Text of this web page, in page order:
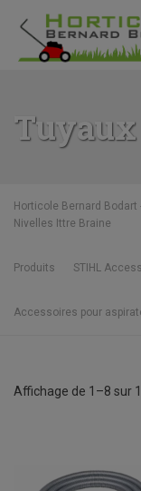
Tuyaux
Horticole Bernard
Nivelles Ittre Braine
Produits STIHL
Accessoires pour
Affichage de 1–8 sur